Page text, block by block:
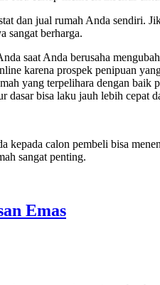
dan jual rumah Anda sendiri.
sangat berharga.
saat Anda berusaha
karena prospek penipuan
yang terpelihara dengan baik
dasar bisa laku jauh lebih cepat
kepada calon pembeli bisa
sangat penting.
Emas